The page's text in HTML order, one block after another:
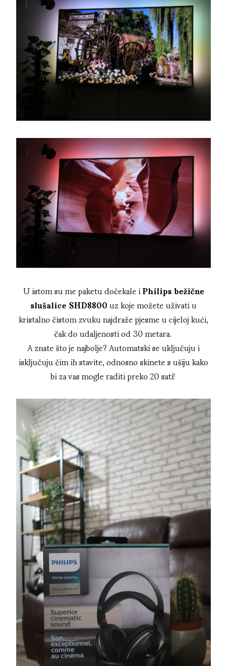
U istom su me paketu dočekale iPhilips bežične
slušalice SHD8800uz koje možete uživati u
kristalno čistom zvuku najdraže pjesme u cijeloj kući,
čak do udaljenosti od 30 metara.
A znate što je najbolje? Automatski se uključuju i
isključuju čim ih stavite, odnosno skinete s ušiju kako
bi za vas mogle raditi preko 20 sati!